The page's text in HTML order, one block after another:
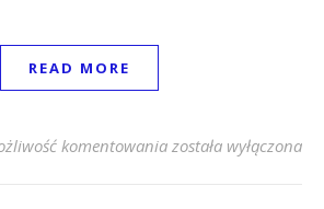
READ MORE
komentowania Sportowa stylizacja
została wyłączona